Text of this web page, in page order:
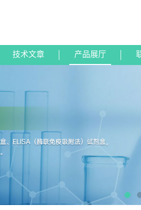
技术文章 产品展厅